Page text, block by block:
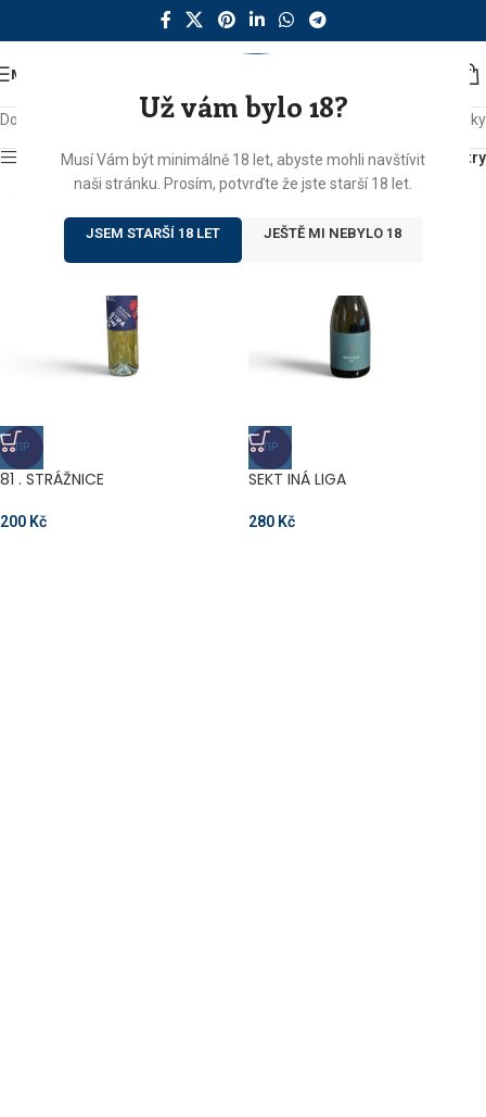
Už vám bylo 18?
Musí Vám být minimálně 18 let, abyste mohli navštívit
naši stránku. Prosím, potvrďte že jste starší 18 let.
JSEM STARŠÍ 18 LET JEŠTĚ MI NEBYLO 18
MENU
Domů Produkty se štítkem „NÚLK“ Zobrazeny 2 výsledky
Zobrazit sidebar Filtry
TIP
81 . STRÁŽNICE
200 Kč
TIP
SEKT INÁ LIGA
280 Kč